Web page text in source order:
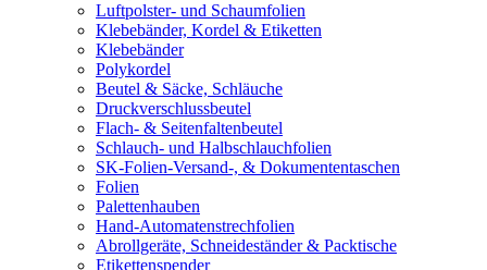
Luftpolster- und Schaumfolien
Klebebänder, Kordel & Etiketten
Klebebänder
Polykordel
Beutel & Säcke, Schläuche
Druckverschlussbeutel
Flach- & Seitenfaltenbeutel
Schlauch- und Halbschlauchfolien
SK-Folien-Versand-, & Dokumententaschen
Folien
Palettenhauben
Hand-Automatenstrechfolien
Abrollgeräte, Schneideständer & Packtische
Etikettenspender